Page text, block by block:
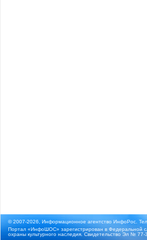
© 2007-2026, Информационное агентство ИнфоРос.
Портал «ИнфоШОС» зарегистрирован в Федеральной
охраны культурного наследия. Свидетельство Эл № 77-